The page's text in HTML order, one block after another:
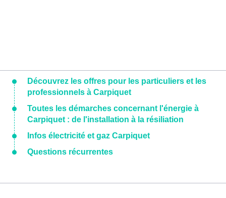
Découvrez les offres pour les particuliers et les
professionnels à Carpiquet
Toutes les démarches concernant l'énergie à
Carpiquet : de l'installation à la résiliation
Infos électricité et gaz Carpiquet
Questions récurrentes